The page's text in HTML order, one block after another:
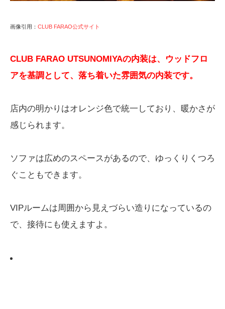
画像引用： CLUB FARAO公式サイト
CLUB FARAO UTSUNOMIYAの内装は、ウッドフロ
アを基調として、落ち着いた雰囲気の内装です。
店内の明かりはオレンジ色で統一しており、暖かさが
感じられます。
ソファは広めのスペースがあるので、ゆっくりくつろ
ぐこともできます。
VIPルームは周囲から見えづらい造りになっているの
で、接待にも使えますよ。